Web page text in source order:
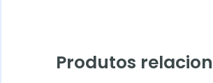
Produtos